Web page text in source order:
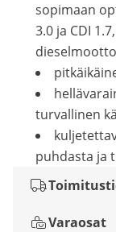
sopimaan
3.0 ja CDI
turvallinen
puhdasta ja
Varaosat